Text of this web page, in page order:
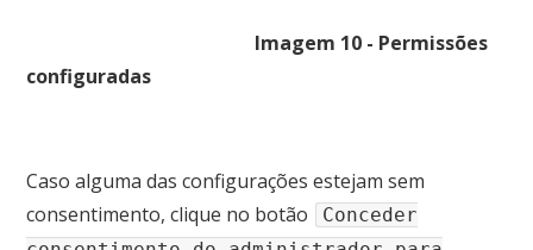
Imagem 10 - Permissões
configuradas
Caso alguma das configurações estejam sem
consentimento, clique no botão
Conceder